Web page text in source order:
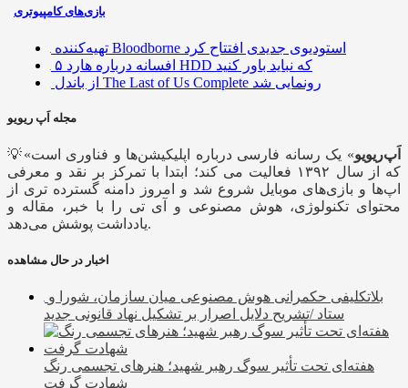
بازی‌های کامپیوتری
تهیه‌کننده Bloodborne استودیوی جدیدی افتتاح کرد
۵ افسانه درباره هارد HDD که نباید باور کنید
از باندل The Last of Us Complete رونمایی شد
مجله اَپ ریویو
💡« اَپ‌ریویو» یک رسانه فارسی درباره اپلیکیشن‌ها و فناوری است
که از سال ۱۳۹۲ فعالیت می کند؛ ابتدا با تمرکز بر نقد و معرفی
اپ‌ها و بازی‌های موبایل شروع شد و امروز دامنه گسترده تری از
محتوای تکنولوژی، هوش مصنوعی و آی تی را با خبر، مقاله و
یادداشت پوشش می‌دهد.
اخبار در حال مشاهده
بلاتکلیفی حکمرانی هوش مصنوعی میان سازمان، شورا و
ستاد /تشریح دلایل اصرار بر تشکیل نهاد قانونی جدید
هفته‌ای تحت تأثیر سوگ رهبر شهید؛ هنرهای تجسمی رنگ
شهادت گرفت